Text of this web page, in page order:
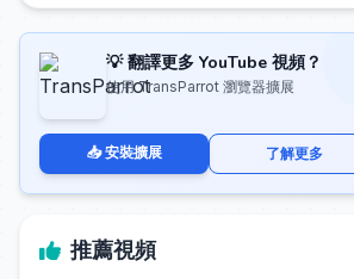
💡 翻譯更多 YouTube 視頻？
使用 TransParrot 瀏覽器擴展
📥 安裝擴展 了解更多
推薦視頻